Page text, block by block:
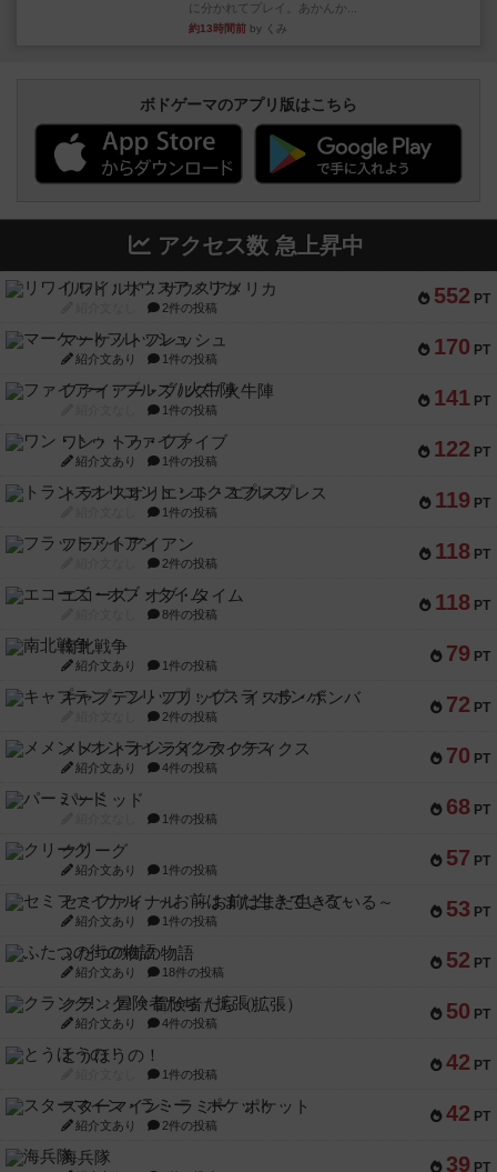
に分かれてプレイ。あかんか...
約13時間前 by くみ
ボドゲーマのアプリ版はこちら
アクセス数 急上昇中
552 PT
リワイルド：サウスアメリカ
2件の投稿
170 PT
マーケットフレッシュ
紹介文あり 1件の投稿
141 PT
ファイアー・ブルズ / 火牛陣
1件の投稿
122 PT
ワン・トゥ・ファイブ
紹介文あり 1件の投稿
119 PT
トランスオリエント・エクスプレス
1件の投稿
118 PT
フラットアイアン
2件の投稿
118 PT
エコーズ・オブ・タイム
8件の投稿
79 PT
南北戦争
紹介文あり 1件の投稿
72 PT
キャプテン・フリップ：イスラ・ボンバ
2件の投稿
70 PT
メメントオンラインタクティクス
紹介文あり 4件の投稿
68 PT
パーミッド
1件の投稿
57 PT
クリーグ
紹介文あり 1件の投稿
53 PT
セミファイナル ～お前はまだ生きている～
紹介文あり 1件の投稿
52 PT
ふたつの街の物語
紹介文あり 18件の投稿
50 PT
クランク! ：冒険者たち（拡張）
紹介文あり 4件の投稿
42 PT
とうほうの！
1件の投稿
42 PT
スターマイン・ラミー ポケット
紹介文あり 2件の投稿
39 PT
海兵隊